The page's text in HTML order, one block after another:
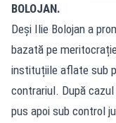
BOLOJAN.
Deși Ilie Bolojan a
bazată pe
instituțiile aflate sub
contrariul. După
pus apoi sub control